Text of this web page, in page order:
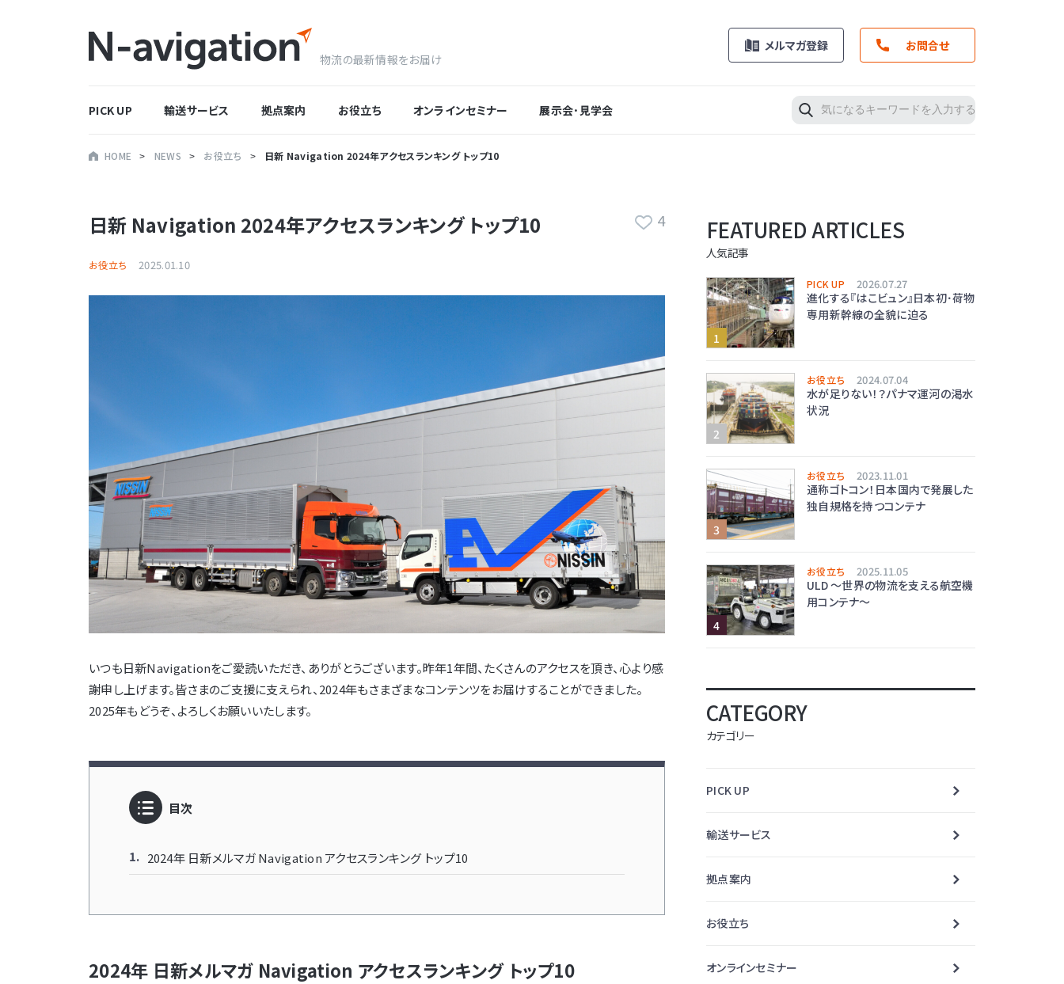
物流の最新情報をお届け
メルマガ登録 お問合せ
PICK UP 輸送サービス 拠点案内 お役立ち オンラインセミナー 展示会･見学会
HOME NEWS お役立ち 日新 Navigation 2024年アクセスランキング トップ10
4
日新 Navigation 2024年アクセスランキング トップ10
お役立ち 2025.01.10
いつも日新Navigationをご愛読いただき、ありがとうございます。昨年1年間、たくさんのアクセスを頂き、心より感
謝申し上げます。皆さまのご支援に支えられ、2024年もさまざまなコンテンツをお届けすることができました。
2025年もどうぞ、よろしくお願いいたします。
目次
2024年 日新メルマガ Navigation アクセスランキング トップ10
2024年 日新メルマガ Navigation アクセスランキング トップ10
FEATURED ARTICLES
人気記事
PICK UP 2026.07.27
進化する『はこビュン』日本初･荷物
専用新幹線の全貌に迫る
お役立ち 2024.07.04
水が足りない！？パナマ運河の渇水
状況
お役立ち 2023.11.01
通称ゴトコン！日本国内で発展した
独自規格を持つコンテナ
お役立ち 2025.11.05
ULD ～世界の物流を支える航空機
用コンテナ～
CATEGORY
カテゴリー
PICK UP
輸送サービス
拠点案内
お役立ち
オンラインセミナー